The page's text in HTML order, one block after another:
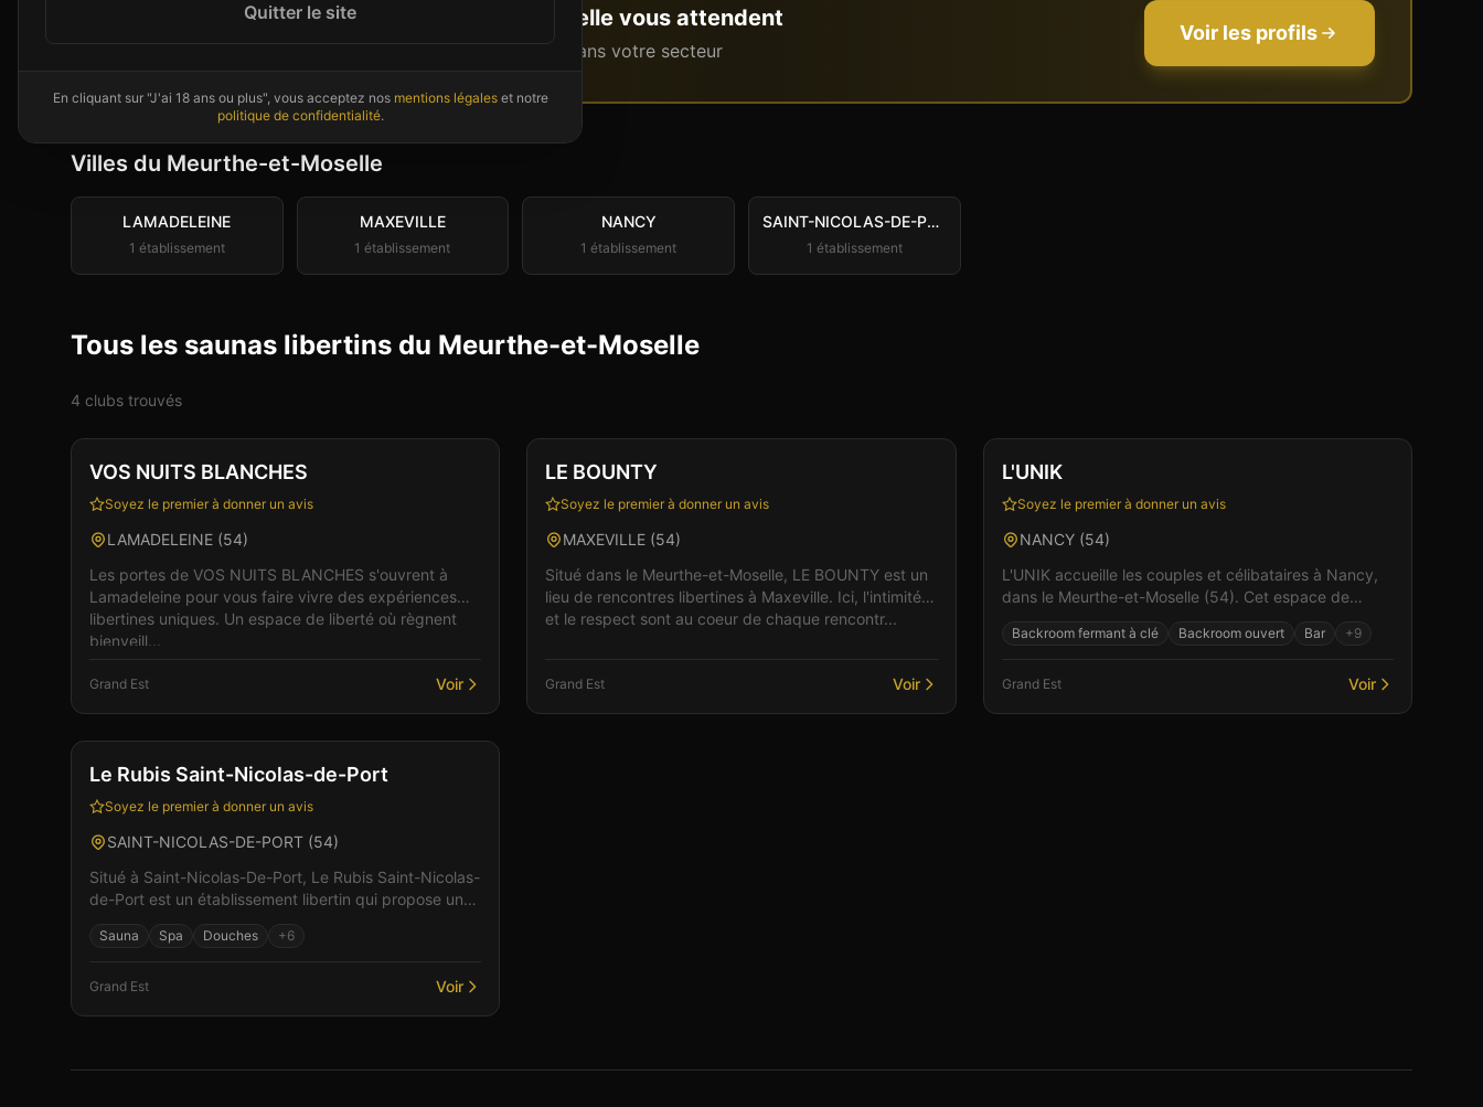
Quitter le site
En cliquant sur "J'ai 18 ans ou plus", vous acceptez nos mentions légales et notre
politique de confidentialité.
Des libertins près de Meurthe-et-Moselle vous attendent
Couples et célibataires disponibles maintenant dans votre secteur
Voir les profils
Villes du Meurthe-et-Moselle
LAMADELEINE
1 établissement
MAXEVILLE
1 établissement
NANCY
1 établissement
SAINT-NICOLAS-DE-PORT
1 établissement
Tous les saunas libertins du Meurthe-et-Moselle
4 clubs trouvés
VOS NUITS BLANCHES
Soyez le premier à donner un avis
LAMADELEINE (54)
Les portes de VOS NUITS BLANCHES s'ouvrent à
Lamadeleine pour vous faire vivre des expériences
libertines uniques. Un espace de liberté où règnent
bienveill...
Grand Est Voir
LE BOUNTY
Soyez le premier à donner un avis
MAXEVILLE (54)
Situé dans le Meurthe-et-Moselle, LE BOUNTY est un
lieu de rencontres libertines à Maxeville. Ici, l'intimité
et le respect sont au coeur de chaque rencontr...
Grand Est Voir
L'UNIK
Soyez le premier à donner un avis
NANCY(54)
L'UNIK accueille les couples et célibataires à Nancy,
dans le Meurthe-et-Moselle (54). Cet espace de
inti...
Backroom fermant à clé Backroom ouvert Bar +9
Grand Est Voir
Bar Club +5
Le Rubis Saint-Nicolas-de-Port
Soyez le premier à donner un avis
SAINT-NICOLAS-DE-PORT (54)
Situé à Saint-Nicolas-De-Port, Le Rubis Saint-Nicolas-
de-Port est un établissement libertin qui propose un
Sauna Spa Douches +6
Grand Est Voir